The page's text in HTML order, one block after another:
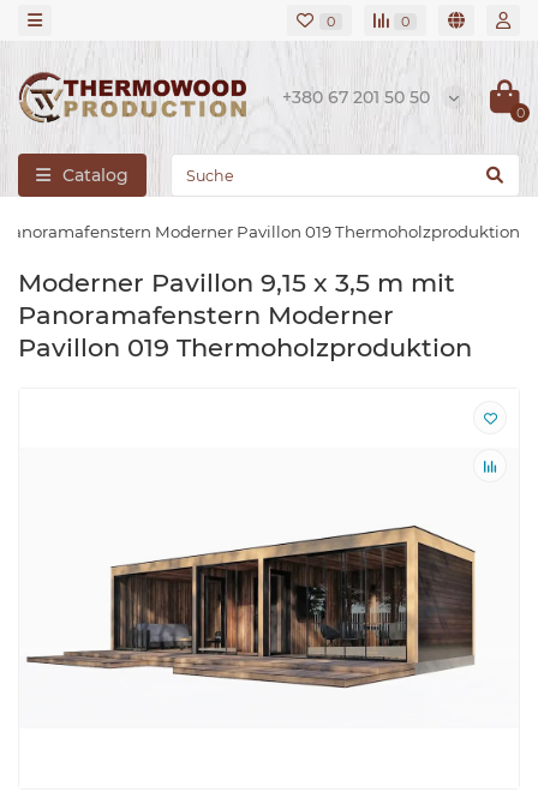
0 0
+380 67 201 50 50
0
Catalog
Moderner Pavillon 019 Thermoholzproduktion
Moderner Pavillon 9,15 x 3,5 m mit
Panoramafenstern Moderner
Pavillon 019 Thermoholzproduktion